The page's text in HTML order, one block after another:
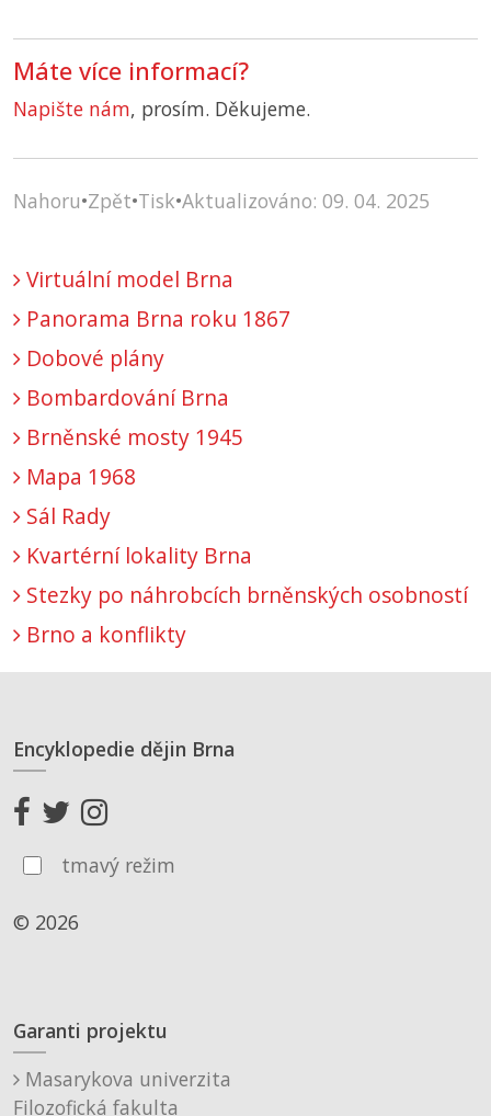
Máte více informací?
Napište nám, prosím. Děkujeme.
Nahoru•Zpět•Tisk•Aktualizováno: 09. 04. 2025
Virtuální model Brna
Panorama Brna roku 1867
Dobové plány
Bombardování Brna
Brněnské mosty 1945
Mapa 1968
Sál Rady
Kvartérní lokality Brna
Stezky po náhrobcích brněnských osobností
Brno a konflikty
Encyklopedie dějin Brna
tmavý režim
© 2026
Garanti projektu
Masarykova univerzita
Filozofická fakulta